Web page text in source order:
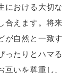
における大切な
合えます。将来
が自然と一致す
ったりとハマる
いを尊重し、